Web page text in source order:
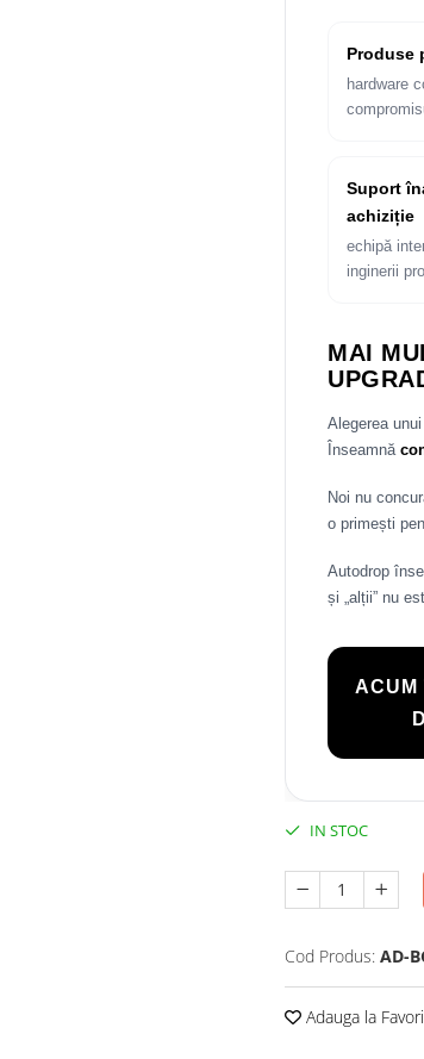
Produse
hardware
Suport
achiziție
echipă
inginerii
MAI
Alegerea
Înseamnă
Noi nu
o primești
Autodrop
și „alții” nu
ACUM
IN STOC
Cod Produs: AD-
Adauga la